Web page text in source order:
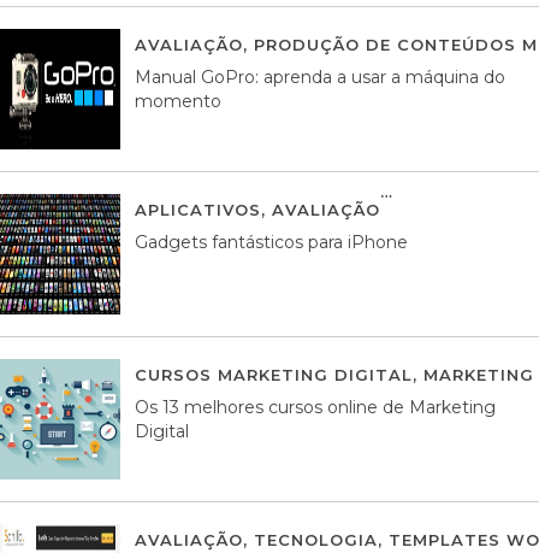
AVALIAÇÃO, PRODUÇÃO DE CONTEÚDOS
Manual GoPro: aprenda a usar a máquina do
momento
APLICATIVOS, AVALIAÇÃO
Gadgets fantásticos para iPhone
CURSOS MARKETING DIGITAL,
Os 13 melhores cursos online de Marketing
Digital
AVALIAÇÃO, TECNOLOGIA, TEMPLATES